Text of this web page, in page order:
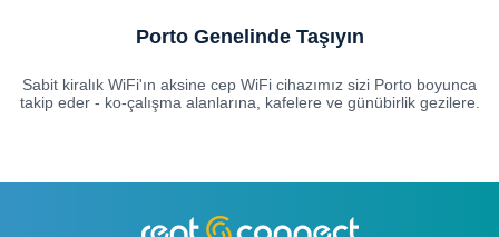
Porto Genelinde Taşıyın
Sabit kiralık WiFi'ın aksine cep WiFi cihazımız sizi Porto boyunca
takip eder - ko-çalışma alanlarına, kafelere ve günübirlik gezilere.